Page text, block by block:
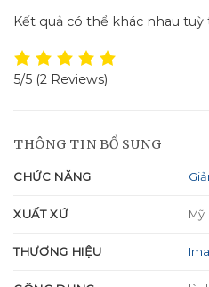
Kết quả có thể khác nhau
5/5 (2 Reviews)
THÔNG TIN BỔ SUNG
CHỨC NĂNG
XUẤT XỨ Mỹ
THƯƠNG HIỆU